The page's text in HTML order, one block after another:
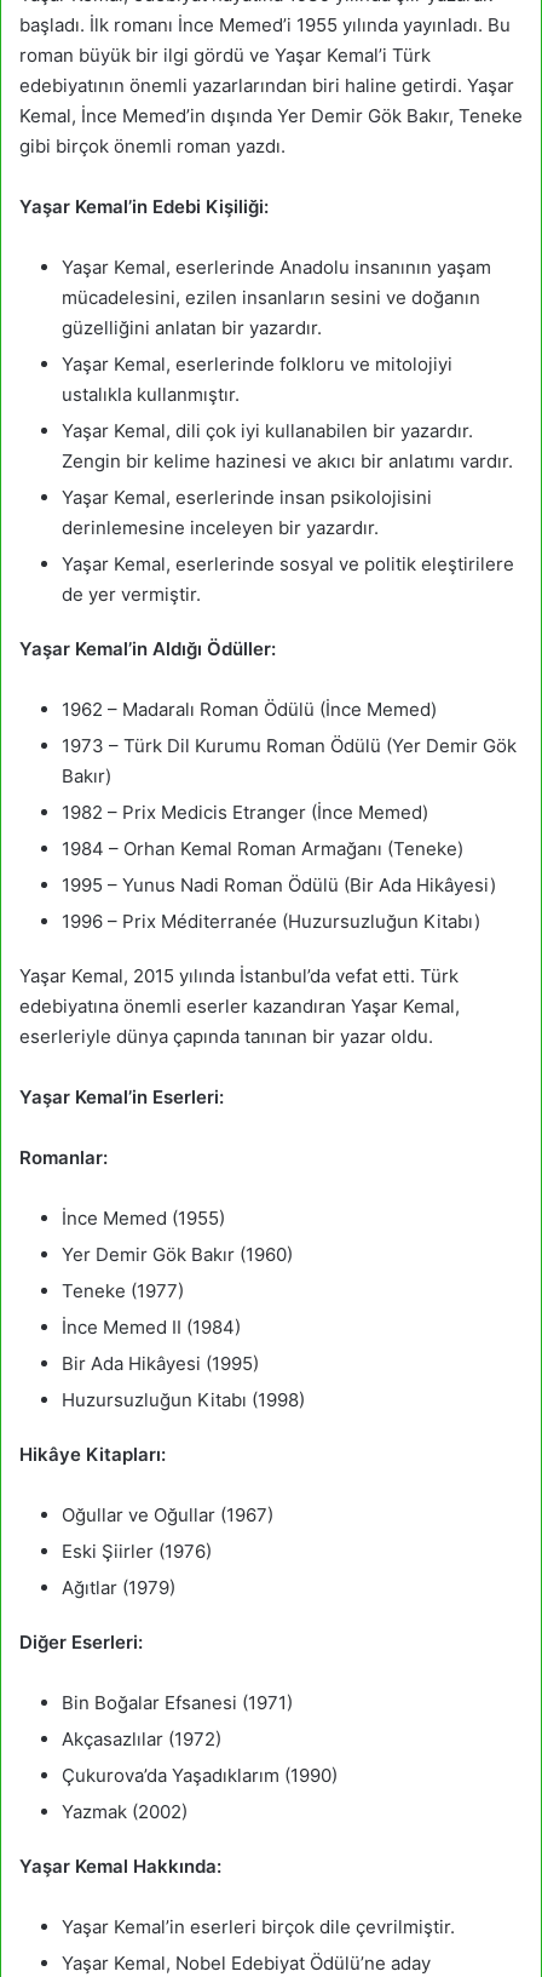
başladı. İlk romanı İnce Memed’i 1955 yılında yayınladı. Bu
roman büyük bir ilgi gördü ve Yaşar Kemal’i Türk
edebiyatının önemli yazarlarından biri haline getirdi. Yaşar
Kemal, İnce Memed’in dışında Yer Demir Gök Bakır, Teneke
gibi birçok önemli roman yazdı.
Yaşar Kemal’in Edebi Kişiliği:
Yaşar Kemal, eserlerinde Anadolu insanının yaşam
mücadelesini, ezilen insanların sesini ve doğanın
güzelliğini anlatan bir yazardır.
Yaşar Kemal, eserlerinde folkloru ve mitolojiyi
ustalıkla kullanmıştır.
Yaşar Kemal, dili çok iyi kullanabilen bir yazardır.
Zengin bir kelime hazinesi ve akıcı bir anlatımı vardır.
Yaşar Kemal, eserlerinde insan psikolojisini
derinlemesine inceleyen bir yazardır.
Yaşar Kemal, eserlerinde sosyal ve politik eleştirilere
de yer vermiştir.
Yaşar Kemal’in Aldığı Ödüller:
1962 – Madaralı Roman Ödülü (İnce Memed)
1973 – Türk Dil Kurumu Roman Ödülü (Yer Demir Gök
Bakır)
1982 – Prix Medicis Etranger (İnce Memed)
1984 – Orhan Kemal Roman Armağanı (Teneke)
1995 – Yunus Nadi Roman Ödülü (Bir Ada Hikâyesi)
1996 – Prix Méditerranée (Huzursuzluğun Kitabı)
Yaşar Kemal, 2015 yılında İstanbul’da vefat etti. Türk
edebiyatına önemli eserler kazandıran Yaşar Kemal,
eserleriyle dünya çapında tanınan bir yazar oldu.
Yaşar Kemal’in Eserleri:
Romanlar:
İnce Memed (1955)
Yer Demir Gök Bakır (1960)
Teneke (1977)
İnce Memed II (1984)
Bir Ada Hikâyesi (1995)
Huzursuzluğun Kitabı (1998)
Hikâye Kitapları:
Oğullar ve Oğullar (1967)
Eski Şiirler (1976)
Ağıtlar (1979)
Diğer Eserleri:
Bin Boğalar Efsanesi (1971)
Akçasazlılar (1972)
Çukurova’da Yaşadıklarım (1990)
Yazmak (2002)
Yaşar Kemal Hakkında:
Yaşar Kemal’in eserleri birçok dile çevrilmiştir.
Yaşar Kemal, Nobel Edebiyat Ödülü’ne aday